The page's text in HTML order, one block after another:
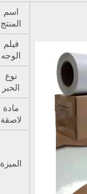
اسم
المنتج
فيلم
الوجه
نوع
الحبر
مادة
لاصقة
الميزة